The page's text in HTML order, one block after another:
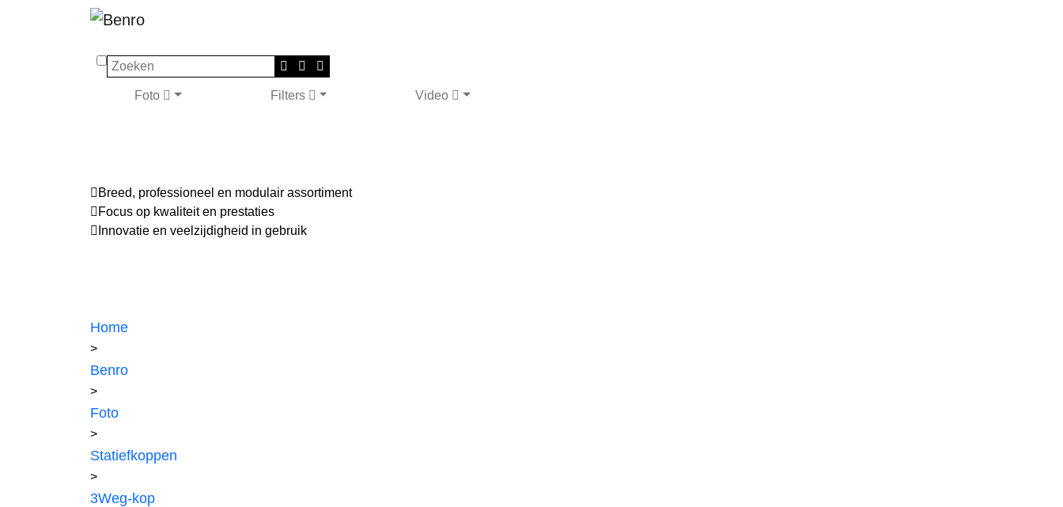
Zoeken
Foto Filters Video
Breed, professioneel en modulair assortiment
Focus op kwaliteit en prestaties
Innovatie en veelzijdigheid in gebruik
Home
>
Benro
>
Foto
>
Statiefkoppen
>
3Weg-kop